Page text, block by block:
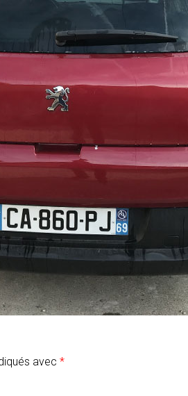
SPEED’GLASS NORD-ISÈRE
PARE-BRISE DE VOITURE ENDOMMAGÉ : QUE
EXEMPLES D’INTERVENTIONS
avec *